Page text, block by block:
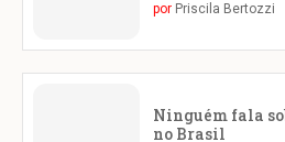
por Priscila Bertozzi
Ninguém fala
no Brasil